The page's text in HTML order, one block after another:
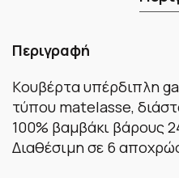
Περιγραφή
Kουβέρτα υπέρδιπλη
τύπου matelasse,
100% βαμβάκι βάρους
Διαθέσιμη σε 6